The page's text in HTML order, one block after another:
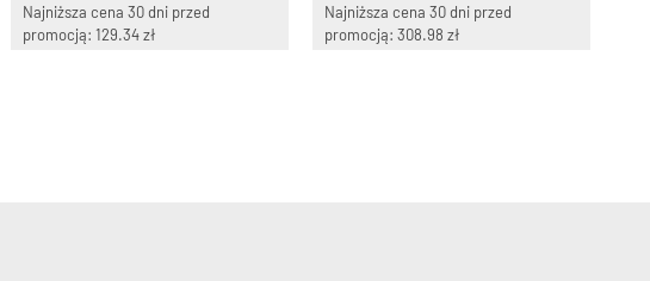
Najniższa cena 30 dni przed
promocją: 129.34 zł
Najniższa cena 30 dni przed
promocją: 308.98 zł